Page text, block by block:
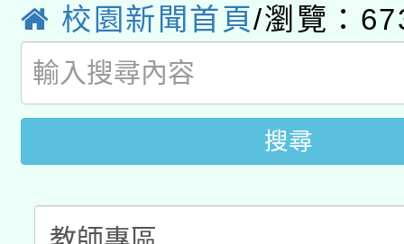
用水績優單位及節水達
動」
桃園市孔廟祈福系列
開 智慧啟航」
2026年桃園地景藝術
校園新聞首頁/瀏覽：
搜尋